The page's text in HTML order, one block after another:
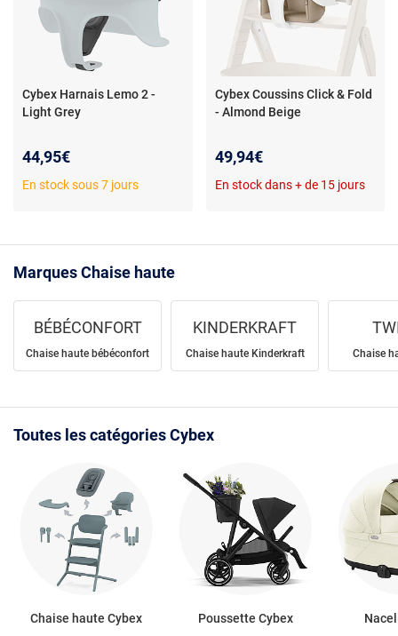
Cybex Harnais Lemo 2 -
Light Grey
44,95€
En stock sous 7 jours
Cybex Coussins Click & Fold
- Almond Beige
49,94€
En stock dans + de 15 jours
Marques Chaise haute
BÉBÉCONFORT
Chaise haute bébéconfort
KINDERKRAFT
Chaise haute Kinderkraft Chaise
Toutes les catégories Cybex
Chaise haute Cybex Poussette Cybex